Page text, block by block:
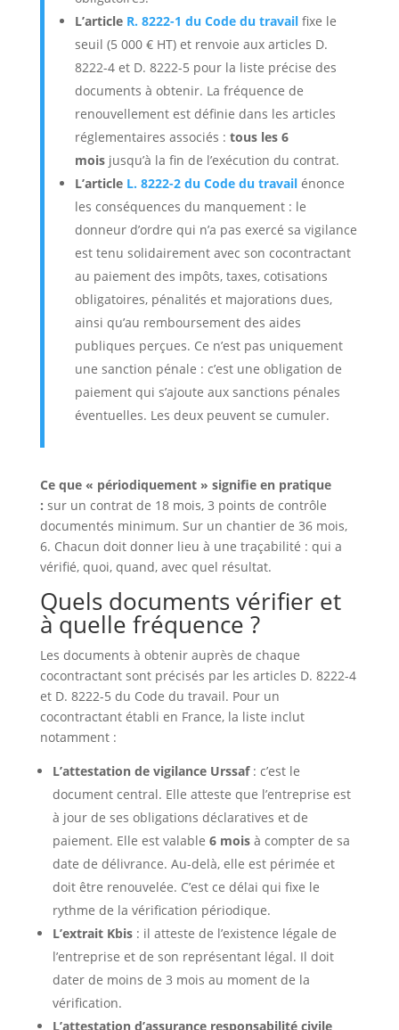
L’article R. 8222-1 du Code du travailfixe le
seuil (5 000 € HT) et renvoie aux articles D.
8222-4 et D. 8222-5 pour la liste précise des
documents à obtenir. La fréquence de
renouvellement est définie dans les articles
réglementaires associés : tous les 6
moisjusqu’à la fin de l’exécution du contrat.
L’article L. 8222-2 du Code du travailénonce
les conséquences du manquement : le
donneur d’ordre qui n’a pas exercé sa vigilance
est tenu solidairement avec son cocontractant
au paiement des impôts, taxes, cotisations
obligatoires, pénalités et majorations dues,
ainsi qu’au remboursement des aides
publiques perçues. Ce n’est pas uniquement
une sanction pénale : c’est une obligation de
paiement qui s’ajoute aux sanctions pénales
éventuelles. Les deux peuvent se cumuler.
Ce que « périodiquement » signifie en pratique
: sur un contrat de 18 mois, 3 points de contrôle
documentés minimum. Sur un chantier de 36 mois,
6. Chacun doit donner lieu à une traçabilité : qui a
vérifié, quoi, quand, avec quel résultat.
Quels documents vérifier et
à quelle fréquence ?
Les documents à obtenir auprès de chaque
cocontractant sont précisés par les articles D. 8222-4
et D. 8222-5 du Code du travail. Pour un
cocontractant établi en France, la liste inclut
notamment :
L’attestation de vigilance Urssaf: c’est le
document central. Elle atteste que l’entreprise est
à jour de ses obligations déclaratives et de
paiement. Elle est valable 6 moisà compter de sa
date de délivrance. Au-delà, elle est périmée et
doit être renouvelée. C’est ce délai qui fixe le
rythme de la vérification périodique.
L’extrait Kbis: il atteste de l’existence légale de
l’entreprise et de son représentant légal. Il doit
dater de moins de 3 mois au moment de la
vérification.
L’attestation d’assurance responsabilité civile